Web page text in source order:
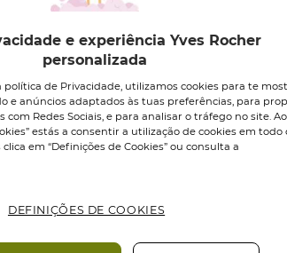
Quantidade
e experiência Yves Rocher
personalizada
política de Privacidade, utilizamos cookies para te
e anúncios adaptados às tuas preferências, para
com Redes Sociais, e para analisar o tráfego no site. Ao
estás a consentir a utilização de cookies em todo
em “Definições de Cookies” ou consulta a
DEFINIÇÕES DE COOKIES